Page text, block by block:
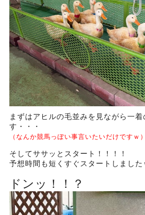
まずはアヒルの毛並みを見ながら一着
す・・・
（なんか競馬っぽい事言いたいだけですｗ）
そしてササッとスタート！！！！
予想時間も短くすぐスタートしました
ドンッ！！？